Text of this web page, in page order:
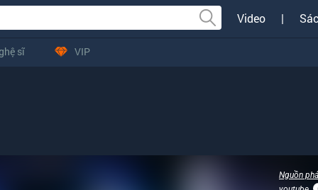
Video |
sĩ VIP
Nguồn